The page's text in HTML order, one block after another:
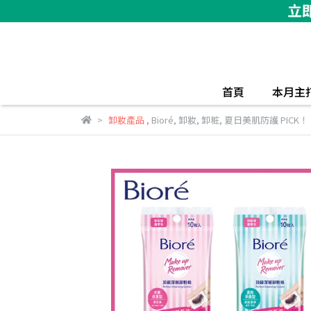
首頁 本月主
卸妝產品, Bioré, 卸妝, 卸粧, 夏日美肌防護 PICK！